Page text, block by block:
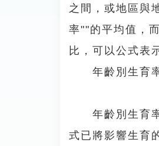
之間，或地區與
率""的平均值，
比，可以公式表
年齡別生育
年齡別生育率
式已將影響生育